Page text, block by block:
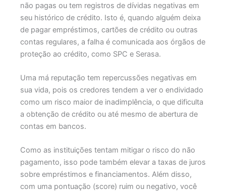
não pagas ou tem registros de dívidas negativas em
seu histórico de crédito. Isto é, quando alguém deixa
de pagar empréstimos, cartões de crédito ou outras
contas regulares, a falha é comunicada aos órgãos de
proteção ao crédito, como SPC e Serasa.
Uma má reputação tem repercussões negativas em
sua vida, pois os credores tendem a ver o endividado
como um risco maior de inadimplência, o que dificulta
a obtenção de crédito ou até mesmo de abertura de
contas em bancos.
Como as instituições tentam mitigar o risco do não
pagamento, isso pode também elevar a taxas de juros
sobre empréstimos e financiamentos. Além disso,
com uma pontuação (score) ruim ou negativo, você